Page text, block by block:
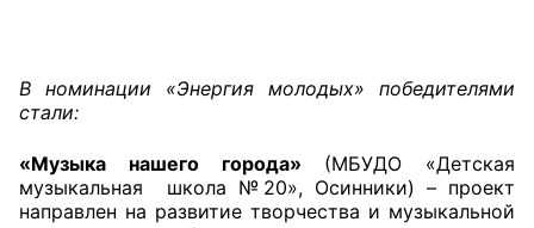
Кодекс этики ОП КО
Положения
В номинации «Энергия молодых» победителями
стали:
«Музыка нашего города» (МБУДО «Детская
музыкальная школа №20», Осинники) – проект
направлен на развитие творчества и музыкальной